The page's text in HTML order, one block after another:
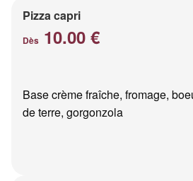
Pizza capri
Dès 10.00 €
Base crème fraîche, fromage,
de terre, gorgonzola